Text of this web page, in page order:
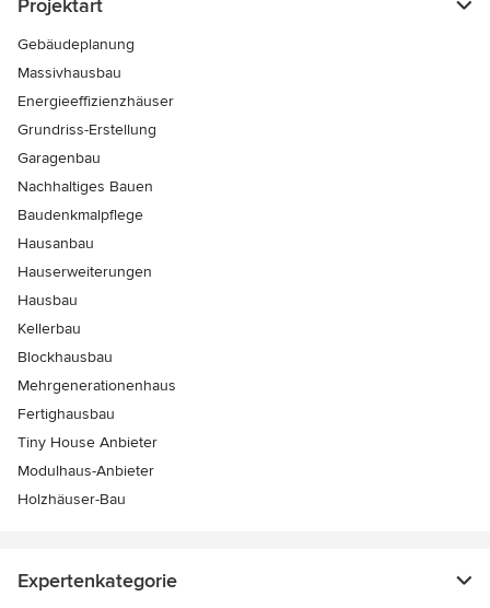
Projektart
Gebäudeplanung
Massivhausbau
Energieeffizienzhäuser
Grundriss-Erstellung
Garagenbau
Nachhaltiges Bauen
Baudenkmalpflege
Hausanbau
Hauserweiterungen
Hausbau
Kellerbau
Blockhausbau
Mehrgenerationenhaus
Fertighausbau
Tiny House Anbieter
Modulhaus-Anbieter
Holzhäuser-Bau
Expertenkategorie